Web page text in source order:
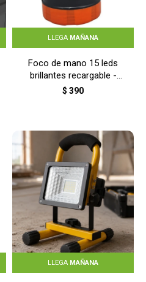
LLEGA MAÑANA
Foco de mano 15 leds
brillantes recargable -
Negro Naranja
$ 390
LLEGA MAÑANA